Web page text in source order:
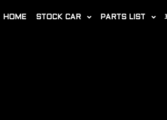
HOME STOCK CAR PARTS LIST